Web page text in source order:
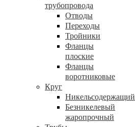
трубопровода
Отводы
Переходы
Тройники
Фланцы
плоские
Фланцы
воротниковые
Круг
Никельсодержащий
Безникелевый
жаропрочный